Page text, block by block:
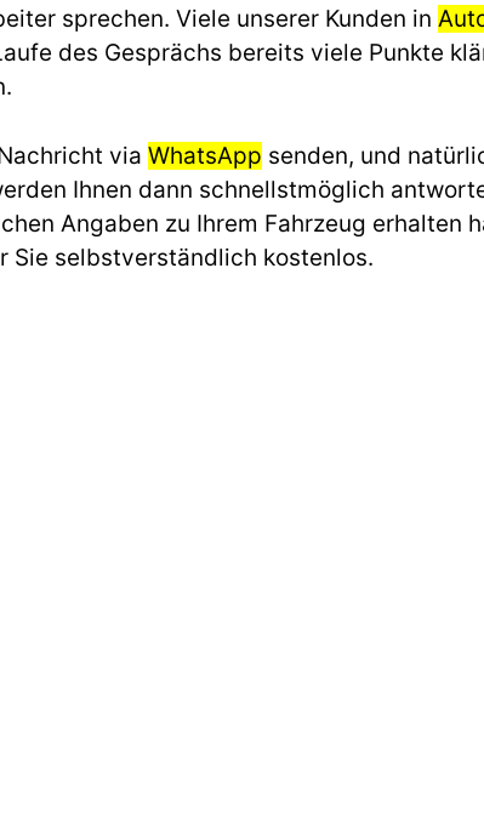
sprechen. Viele unserer Kunden in
des Gesprächs bereits viele Punkte
via WhatsApp senden, und
Ihnen dann schnellstmöglich
Angaben zu Ihrem Fahrzeug erhalten
Sie selbstverständlich kostenlos.